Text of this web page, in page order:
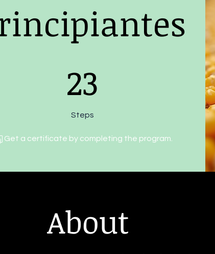
23
Steps
Get a certificate by completing the program.
About